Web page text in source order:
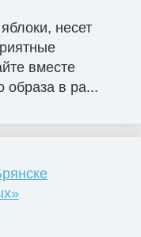
несет
вместе
образа в ра...